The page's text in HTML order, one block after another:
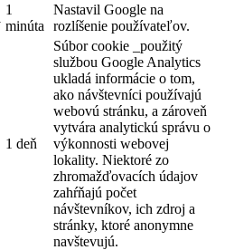
1
minúta
Nastavil Google na
rozlíšenie používateľov.
1 deň
Súbor cookie _použitý
službou Google Analytics
ukladá informácie o tom,
ako návštevníci používajú
webovú stránku, a zároveň
vytvára analytickú správu o
výkonnosti webovej
lokality. Niektoré zo
zhromažďovacích údajov
zahŕňajú počet
návštevníkov, ich zdroj a
stránky, ktoré anonymne
navštevujú.